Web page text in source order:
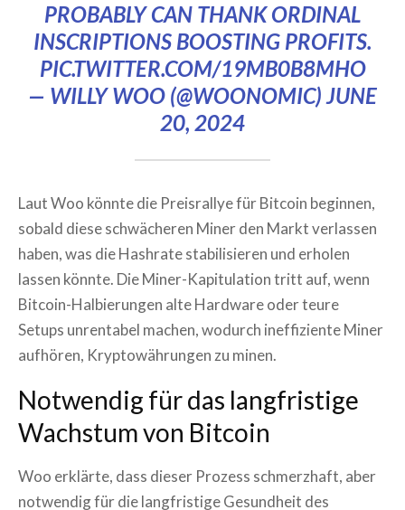
PROBABLY CAN THANK ORDINAL
INSCRIPTIONS BOOSTING PROFITS.
PIC.TWITTER.COM/19MB0B8MHO
— WILLY WOO (@WOONOMIC)JUNE
20, 2024
Laut Woo könnte die Preisrallye für Bitcoin beginnen,
sobald diese schwächeren Miner den Markt verlassen
haben, was die Hashrate stabilisieren und erholen
lassen könnte. Die Miner-Kapitulation tritt auf, wenn
Bitcoin-Halbierungen alte Hardware oder teure
Setups unrentabel machen, wodurch ineffiziente Miner
aufhören, Kryptowährungen zu minen.
Notwendig für das langfristige
Wachstum von Bitcoin
Woo erklärte, dass dieser Prozess schmerzhaft, aber
notwendig für die langfristige Gesundheit des